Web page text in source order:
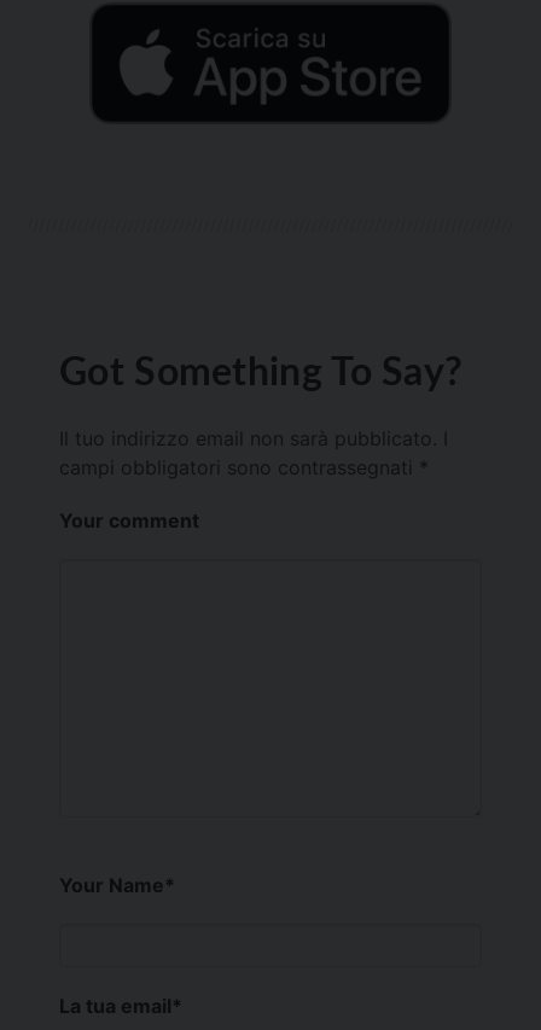
Got Something To Say?
Il tuo indirizzo email non sarà pubblicato.
campi obbligatori sono contrassegnati *
Your comment
Your Name*
La tua email*